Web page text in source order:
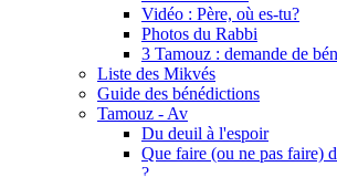
Vidéo : Père, où es-tu?
Photos du Rabbi
3 Tamouz : demande de
Liste des Mikvés
Guide des bénédictions
Tamouz - Av
Du deuil à l'espoir
Que faire (ou ne pas faire)
?